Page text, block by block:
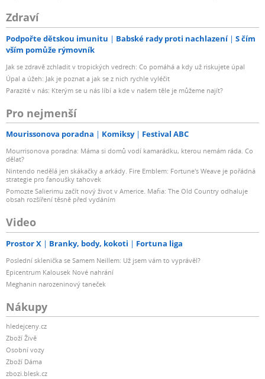
Zdraví
Podpořte dětskou imunitu Babské rady proti nachlazení
S čím
vším pomůže rýmovník
Jak se zdravě zchladit v tropických vedrech: Co pomáhá a kdy už riskujete úpal
Úpal a úžeh: Jak je poznat a jak se z nich rychle vyléčit
Parazité v nás: Kterým se u nás líbí a kde v našem těle je můžeme najít?
Pro nejmenší
Mourissonova poradna Komiksy Festival ABC
Mourrisonova poradna: Máma si domů vodí kamarádku, kterou nemám ráda. Co
dělat?
Nintendo nedělá jen skákačky a arkády. Fire Emblem: Fortune's Weave je pořádná
strategie pro fanoušky tahovek
Pomozte Salierimu začít nový život v Americe. Mafia: The Old Country odhaluje
obsah rozšíření těsně před vydáním
Video
Prostor X Branky, body, kokoti Fortuna liga
Poslední sklenička se Samem Neillem: Už jsem vám to vyprávěl?
Epicentrum Kalousek Nové nahrání
Meghanin narozeninový taneček
Nákupy
hledejceny.cz
Zboží Živě
Osobní vozy
Zboží Dáma
zbozi.blesk.cz